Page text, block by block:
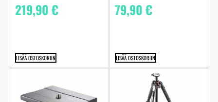
219,90€
LISÄÄ OSTOSKORIIN
79,90€
LISÄÄ OSTOSKORIIN